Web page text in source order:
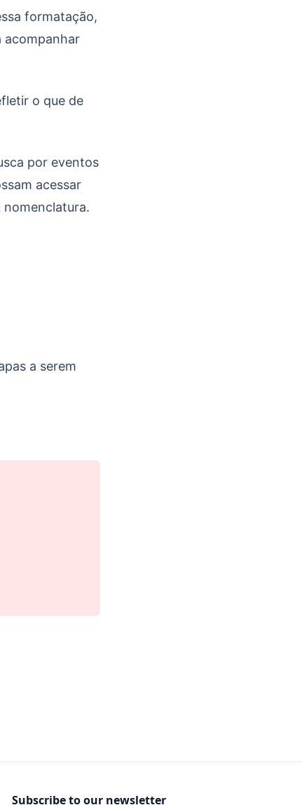
formatação,
acompanhar
o que de
por eventos
acessar
a serem
Subscribe to our newsletter